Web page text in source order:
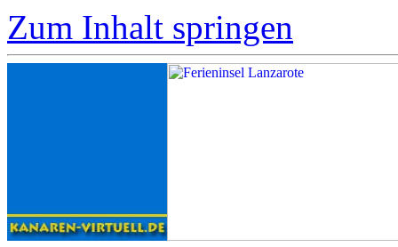
Zum Inhalt springen